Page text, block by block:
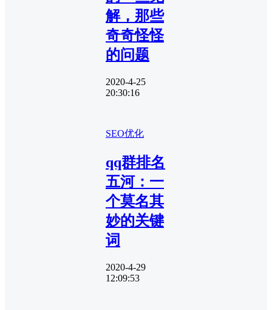
解，那些
奇奇怪怪
的问题
2020-4-25
20:30:16
SEO优化
qq群排名
五河：一
个莫名其
妙的关键
词
2020-4-29
12:09:53